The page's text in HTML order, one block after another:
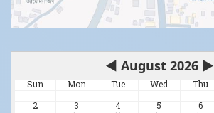
◀ August 2026 ▶
Sun Mon Tue Wed Thu
2
3 4 5 6